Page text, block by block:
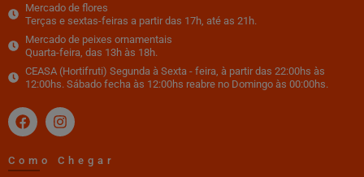
Mercado de flores
Terças e sextas-feiras a partir das 17h, até as 21h.
Mercado de peixes ornamentais
Quarta-feira, das 13h às 18h.
CEASA (Hortifruti) Segunda à Sexta - feira, à partir das 22:00hs às
12:00hs. Sábado fecha às 12:00hs reabre no Domingo às 00:00hs.
Como Chegar